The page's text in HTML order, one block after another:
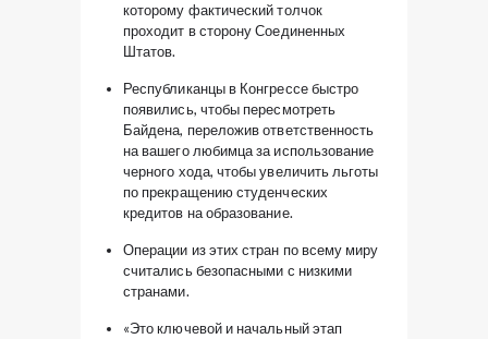
которому фактический толчок
проходит в сторону Соединенных
Штатов.
Республиканцы в Конгрессе быстро
появились, чтобы пересмотреть
Байдена, переложив ответственность
на вашего любимца за использование
черного хода, чтобы увеличить льготы
по прекращению студенческих
кредитов на образование.
Операции из этих стран по всему миру
считались безопасными с низкими
странами.
«Это ключевой и начальный этап